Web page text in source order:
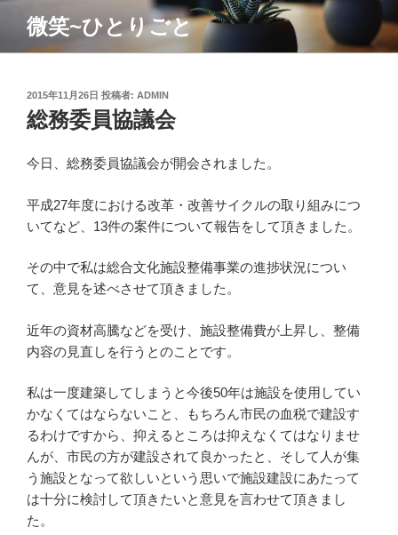
テ
微笑~ひとりごと
投
稿
日:
2015年11月26日 投稿者: ADMIN
総務委員協議会
今日、総務委員協議会が開会されました。
平成27年度における改革・改善サイクルの取り組みにつ
いてなど、13件の案件について報告をして頂きました。
その中で私は総合文化施設整備事業の進捗状況につい
て、意見を述べさせて頂きました。
近年の資材高騰などを受け、施設整備費が上昇し、整備
内容の見直しを行うとのことです。
私は一度建築してしまうと今後50年は施設を使用してい
かなくてはならないこと、もちろん市民の血税で建設す
るわけですから、抑えるところは抑えなくてはなりませ
んが、市民の方が建設されて良かったと、そして人が集
う施設となって欲しいという思いで施設建設にあたって
は十分に検討して頂きたいと意見を言わせて頂きまし
た。